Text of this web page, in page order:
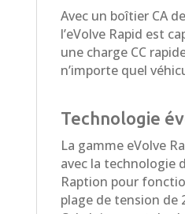
Avec un boîtier CA
l’eVolve Rapid est
une charge CC
n’importe quel
Technologie
La gamme eVolve
avec la technologie
Raption pour
plage de tension de